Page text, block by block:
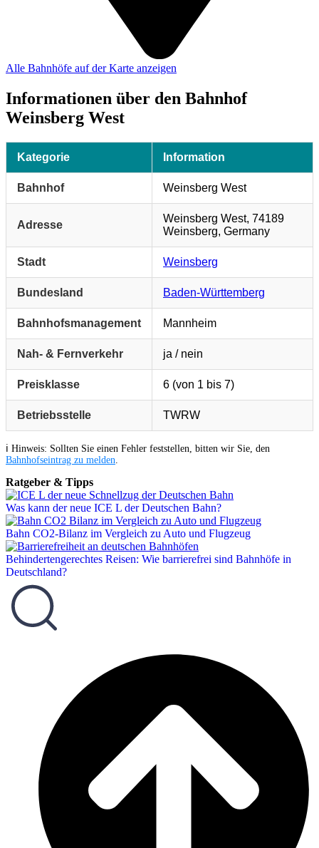
Alle Bahnhöfe auf der Karte anzeigen
Informationen über den Bahnhof
Weinsberg West
Kategorie Information
Bahnhof Weinsberg West
Adresse
Weinsberg West, 74189
Weinsberg, Germany
Stadt Weinsberg
Bundesland Baden-Württemberg
Bahnhofsmanagement Mannheim
Nah- & Fernverkehr ja / nein
Preisklasse 6 (von 1 bis 7)
Betriebsstelle TWRW
ℹ️ Hinweis: Sollten Sie einen Fehler feststellen, bitten wir Sie, den
Bahnhofseintrag zu melden
Ratgeber & Tipps
Was kann der neue ICE L der Deutschen Bahn?
Bahn CO2-Bilanz im Vergleich zu Auto und Flugzeug
Behindertengerechtes Reisen: Wie barrierefrei sind Bahnhöfe in
Deutschland?